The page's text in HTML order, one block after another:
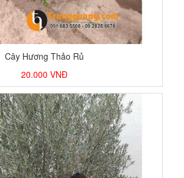
Cây Hương Thảo Rủ
20.000 VNĐ